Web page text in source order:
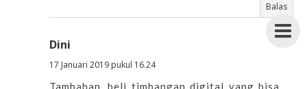
Balas
Dini
17 Januari 2019 pukul 16.24